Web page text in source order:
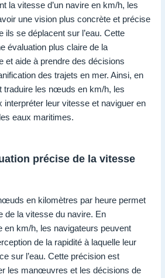
la vitesse d’un navire en km/h, les
une vision plus concrète et précise
ils se déplacent sur l’eau. Cette
évaluation plus claire de la
et aide à prendre des décisions
des trajets en mer. Ainsi, en
traduire les nœuds en km/h, les
interpréter leur vitesse et naviguer en
eaux maritimes.
précise de la vitesse
en kilomètres par heure permet
de la vitesse du navire. En
en km/h, les navigateurs peuvent
de la rapidité à laquelle leur
sur l’eau. Cette précision est
les manœuvres et les décisions de